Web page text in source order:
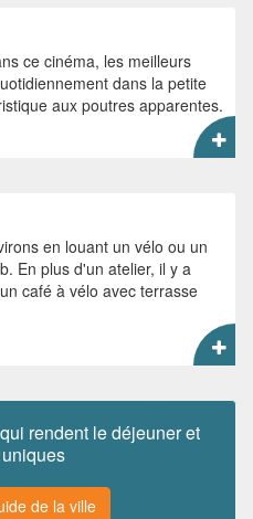
ce cinéma, les meilleurs
dans la petite
aux poutres apparentes.
en louant un vélo ou un
En plus d'un atelier, il y a
café à vélo avec terrasse
rendent le déjeuner et
de la ville